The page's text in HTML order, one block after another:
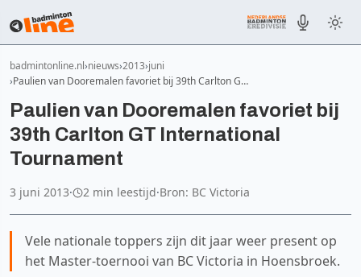
badmintonline.nl nieuws 2013 juni
Paulien van Dooremalen favoriet bij 39th Carlton G…
Paulien van Dooremalen favoriet bij
39th Carlton GT International
Tournament
3 juni 2013· 2 min leestijd·Bron: BC Victoria
Vele nationale toppers zijn dit jaar weer present op
het Master-toernooi van BC Victoria in Hoensbroek.